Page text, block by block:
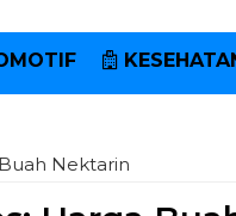
Nektarin